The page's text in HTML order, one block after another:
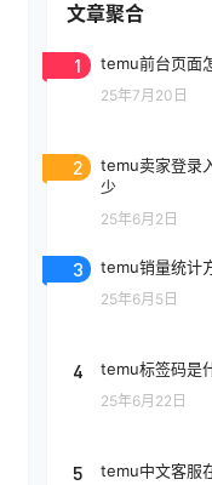
文章聚合
1 temu前台页面
25年7月20日
2
temu卖家登录
少
25年6月2日
3 temu销量统计
25年6月5日
4 temu标签码是
25年6月22日
5 temu中文客服